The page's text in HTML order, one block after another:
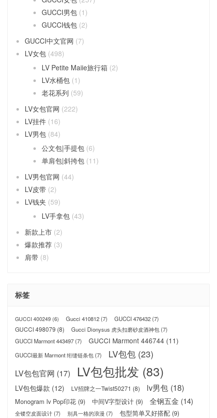
GUCCI男包 (1)
GUCCI钱包 (2)
GUCCI中文官网 (7)
LV女包 (498)
LV Petite Maiie旅行箱 (2)
LV水桶包 (1)
老花系列 (59)
LV女包官网 (222)
LV挂件 (16)
LV男包 (84)
公文包|手提包 (6)
单肩包|斜挎包 (11)
LV男包官网 (44)
LV皮带 (2)
LV钱夹 (59)
LV手拿包 (43)
新款上市 (2)
爆款推荐 (3)
肩带 (8)
标签
GUCCI 400249 (6) Gucci 410812(7) GUCCI 476432(7)
GUCCI 498079 (8) Gucci Dionysus 虎头扣磨砂皮酒神包(7)
GUCCI Marmont 443497(7) GUCCI Marmont 446744 (11)
GUCCI最新 Marmont 绗缝链条包(7) LV包包 (23)
LV包包官网 (17) LV包包批发 (83)
LV包包爆款 (12) LV招牌之一Twist50271 (8) lv男包 (18)
Monogram lv Pop印花 (9) 中间V字型设计 (9) 全钢五金 (14)
全镂空皮面设计(7) 别具一格的浪漫 (7) 包型简单又好搭配 (9)